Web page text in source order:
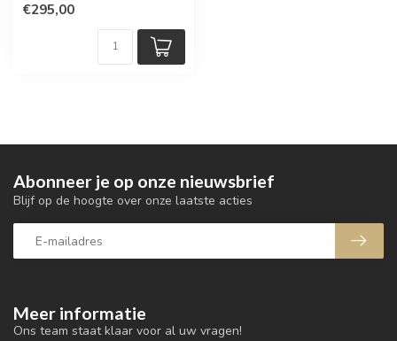
€295,00
Meer informatie
Ons team staat klaar voor al uw vragen!
Abonneer je op onze nieuwsbrief
Blijf op de hoogte over onze laatste acties